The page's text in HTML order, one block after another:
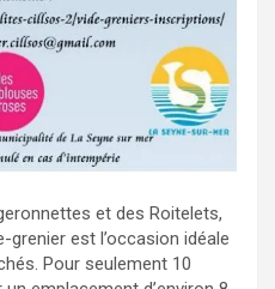
et des Roitelets,
grenier est l’occasion idéale
Pour seulement 10